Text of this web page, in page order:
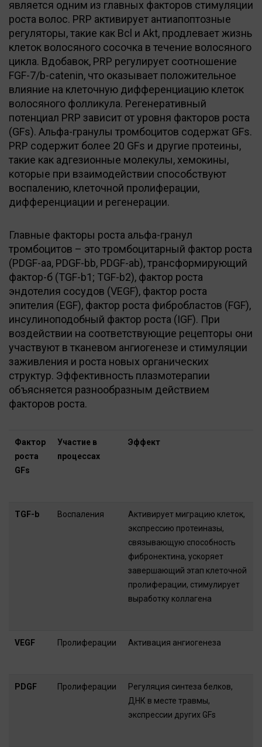
является одним из главных факторов стимуляции
роста волос. PRP активирует антиапоптозные
регуляторы, такие как Bcl и Akt, продлевает жизнь
клеток волосяного сосочка в течение волосяного
цикла. Вдобавок, PRP регулирует соотношение
FGF-7/b-catenin, что оказывает положительное
влияние на клеточную дифференциацию клеток
волосяного фолликула. Регенеративный
потенциал PRP зависит от уровня факторов роста
(GFs). Альфа-гранулы тромбоцитов содержат GFs.
PRP содержит более 20 GFs и другие протеины,
такие как адгезионные молекулы, хемокины,
которые при взаимодействии способствуют
воспалению, клеточной пролиферации,
дифференциации и регенерации.
Главные факторы роста альфа-гранул
тромбоцитов – это тромбоцитарный фактор роста
(PDGF-aa, PDGF-bb, PDGF-ab), трансформирующий
фактор-б (TGF-b1; TGF-b2), фактор роста
эндотелия сосудов (VEGF), фактор роста
эпителия (EGF), фактор роста фибробластов (FGF),
инсулиноподобный фактор роста (IGF). При
воздействии на соответствующие рецепторы они
участвуют в тканевом ангиогенезе и стимуляции
заживления и роста новых органических
структур. Эффективность плазмотерапии
объясняется разнообразным действием
факторов роста.
Фактор
роста
GFs
Участие в
процессах
Эффект
TGF-b Воспаления
Активирует миграцию клеток,
экспрессию протеиназы,
связывающую способность
фибронектина, ускоряет
завершающий этап клеточной
пролиферации, стимулирует
выработку коллагена
VEGF Пролиферации Активация ангиогенеза
PDGF Пролиферации
Регуляция синтеза белков,
ДНК в месте травмы,
экспресcии других GFs